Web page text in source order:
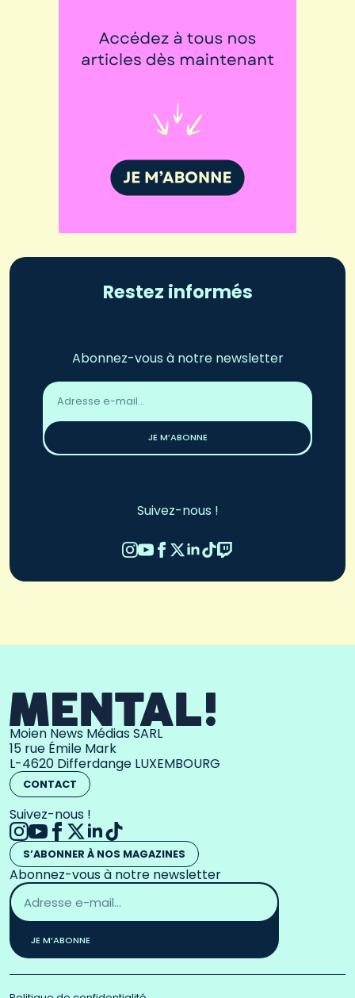
Restez informés
Abonnez-vous à notre newsletter
Adresse
email
JE M’ABONNE
Suivez-nous !
Moien News Médias SARL
15 rue Émile Mark
L-4620 Differdange LUXEMBOURG
CONTACT
Suivez-nous !
S’ABONNER À NOS MAGAZINES
Abonnez-vous à notre newsletter
Adresse
email
*
JE M’ABONNE